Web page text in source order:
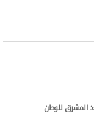
المشرق للوطن